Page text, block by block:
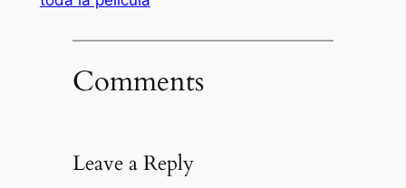
Comments
Leave a Reply